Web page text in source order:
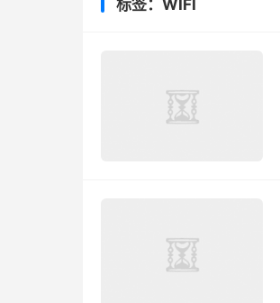
标签：WIFI